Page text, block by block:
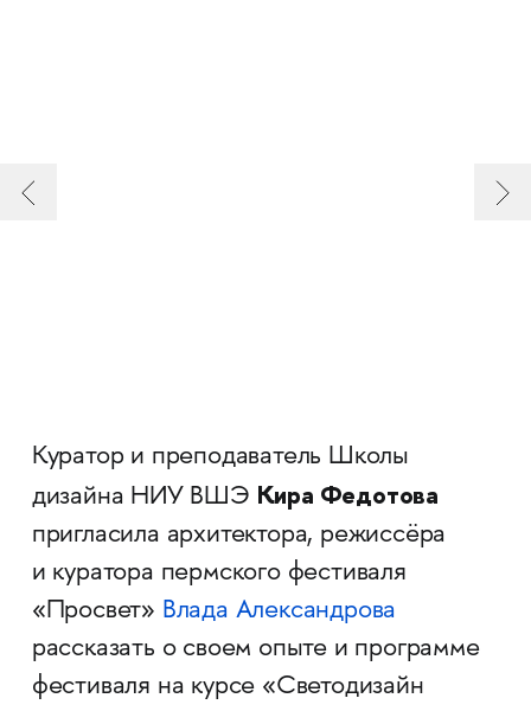
Куратор и преподаватель Школы
дизайна НИУ ВШЭ Кира Федотова
пригласила архитектора, режиссёра
и куратора пермского фестиваля
«Просвет» Влада Александрова
рассказать о своем опыте и программе
фестиваля на курсе «Светодизайн